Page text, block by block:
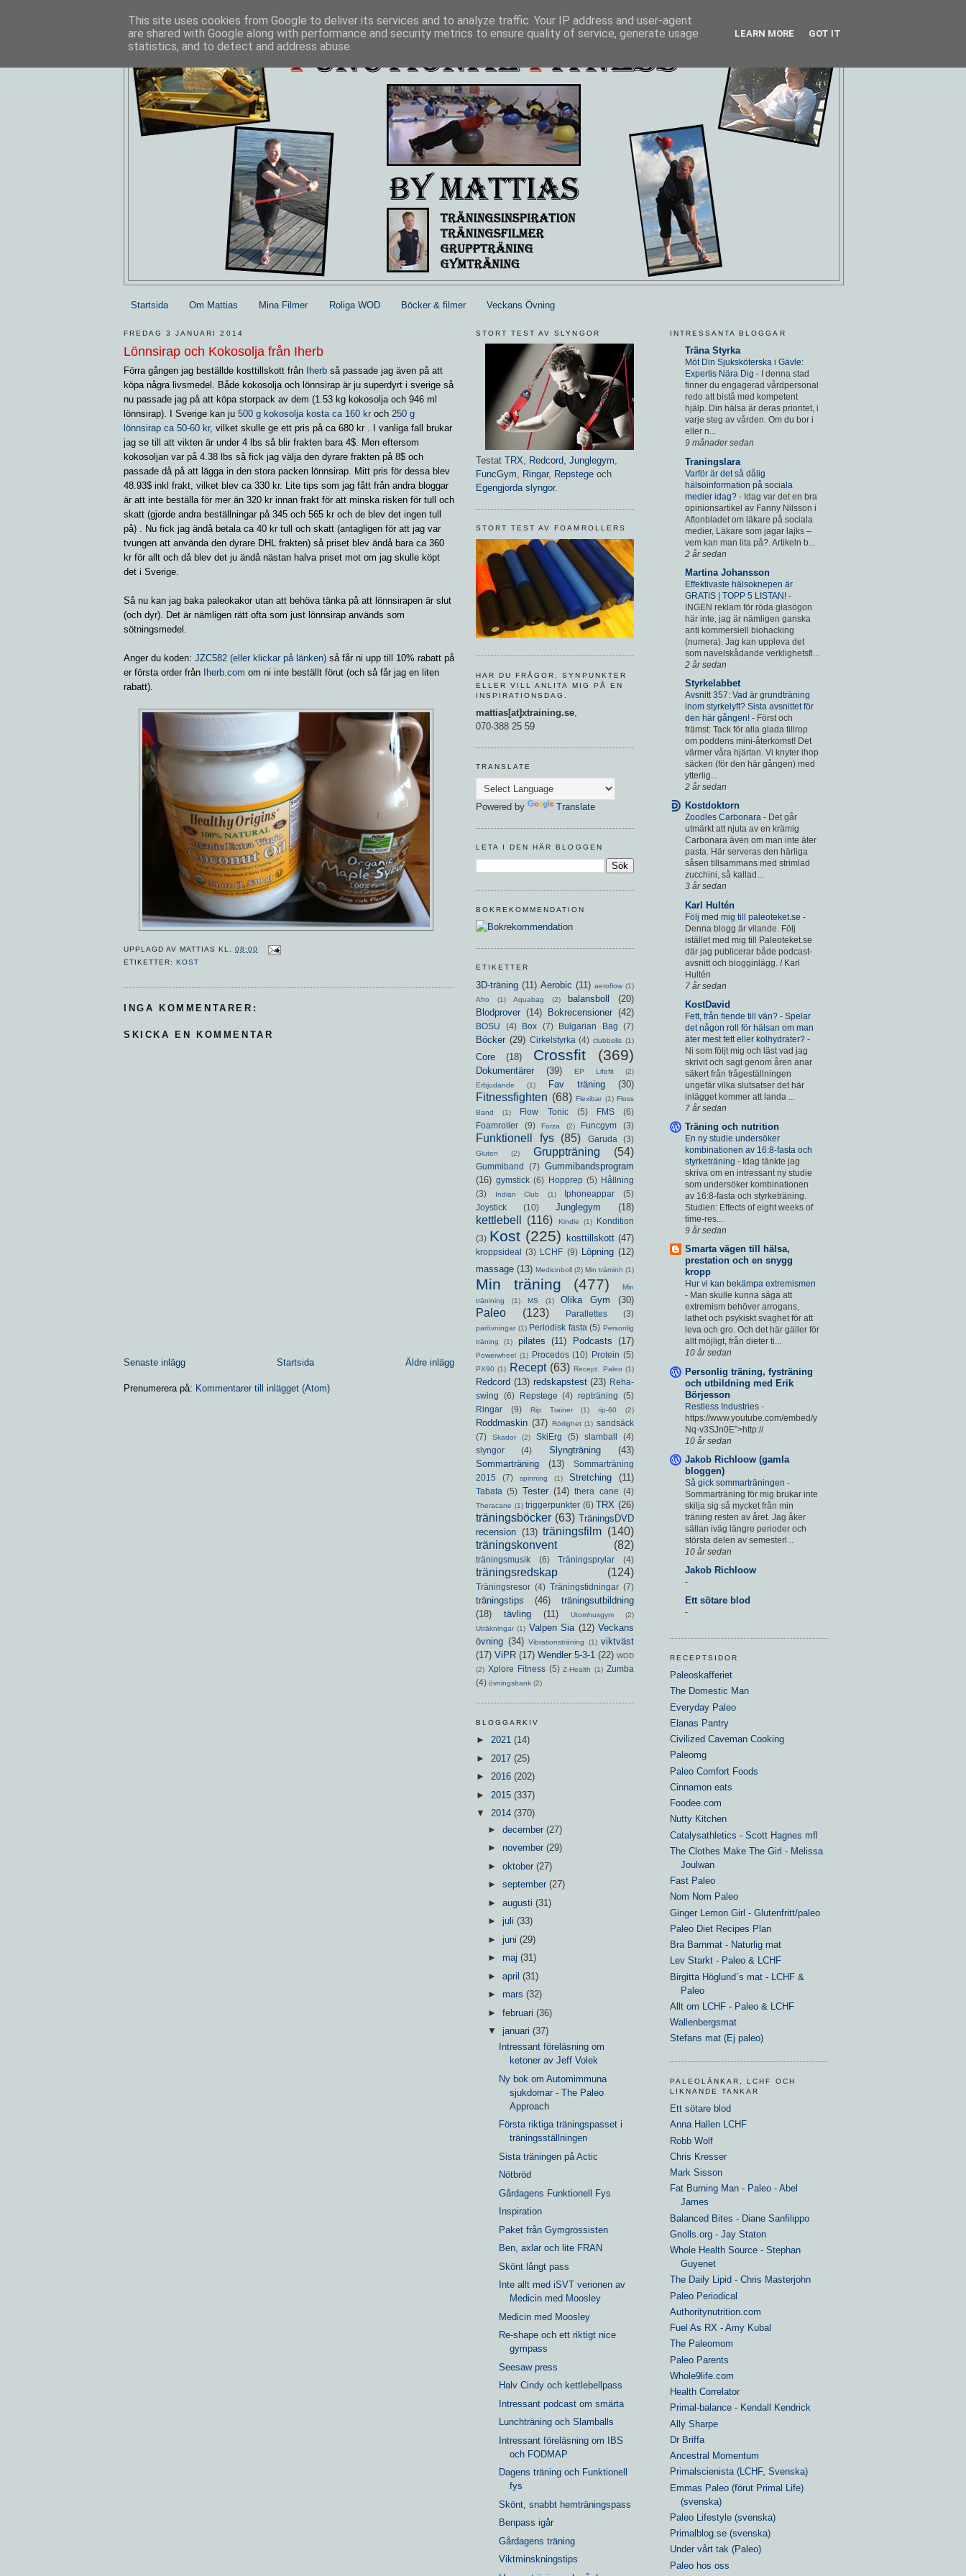
Startsida Om Mattias Mina Filmer Roliga WOD Böcker & filmer Veckans Övning
FREDAG 3 JANUARI 2014
Lönnsirap och Kokosolja från Iherb
Förra gången jag beställde kosttillskott från Iherb så passade jag även på att
köpa några livsmedel. Både kokosolja och lönnsirap är ju superdyrt i sverige så
nu passade jag på att köpa storpack av dem (1.53 kg kokosolja och 946 ml
lönnsirap). I Sverige kan ju 500 g kokosolja kosta ca 160 kr och 250 g
lönnsirap ca 50-60 kr, vilket skulle ge ett pris på ca 680 kr . I vanliga fall brukar
jag se till att vikten är under 4 lbs så blir frakten bara 4$. Men eftersom
kokosoljan var på 4.38 lbs så fick jag välja den dyrare frakten på 8$ och
passade då på att lägga in den stora packen lönnsirap. Mitt pris för dessa blev
48.93$ inkl frakt, vilket blev ca 330 kr. Lite tips som jag fått från andra bloggar
är att inte beställa för mer än 320 kr innan frakt för att minska risken för tull och
skatt (gjorde andra beställningar på 345 och 565 kr och de blev det ingen tull
på) . Nu fick jag ändå betala ca 40 kr tull och skatt (antagligen för att jag var
tvungen att använda den dyrare DHL frakten) så priset blev ändå bara ca 360
kr för allt och då blev det ju ändå nästan halva priset mot om jag skulle köpt
det i Sverige.
Så nu kan jag baka paleokakor utan att behöva tänka på att lönnsirapen är slut
(och dyr). Det är nämligen rätt ofta som just lönnsirap används som
sötningsmedel.
Anger du koden: JZC582 (eller klickar på länken) så får ni upp till 10% rabatt på
er första order från
Iherb.com om ni inte beställt förut (och så får jag en liten
rabatt).
UPPLAGD AVMATTIAS KL.08:00
ETIKETTER:KOST
INGA KOMMENTARER:
SKICKA EN KOMMENTAR
Senaste inlägg Äldre inlägg
Startsida
Prenumerera på: Kommentarer till inlägget (Atom)
INTRESSANTA BLOGGAR
Träna Styrka
Möt Din Sjuksköterska i Gävle:
Expertis Nära Dig -
I denna stad
finner du engagerad vårdpersonal
redo att bistå med kompetent
hjälp. Din hälsa är deras prioritet, i
varje steg av vården. Om du bor i
eller n...
9 månader sedan
Traningslara
Varför är det så dålig
hälsoinformation på sociala
medier idag? - Idag var det en bra
opinionsartikel av Fanny Nilsson i
Aftonbladet om läkare på sociala
medier, Läkare som jagar lajks –
vem kan man lita på?. Artikeln b...
2 år sedan
Martina Johansson
Effektivaste hälsoknepen är
GRATIS | TOPP 5 LISTAN! -
INGEN reklam för röda glasögon
här inte, jag är nämligen ganska
anti kommersiell biohacking
(numera). Jag kan uppleva det
som navelskådande verklighetsfl...
2 år sedan
Styrkelabbet
Avsnitt 357: Vad är grundträning
inom styrkelyft? Sista avsnittet för
den här gången! - Först och
främst: Tack för alla glada tillrop
om poddens mini-återkomst! Det
värmer våra hjärtan. Vi knyter ihop
säcken (för den här gången) med
ytterlig...
2 år sedan
Kostdoktorn
Zoodles Carbonara - Det går
utmärkt att njuta av en krämig
Carbonara även om man inte äter
pasta. Här serveras den härliga
såsen tillsammans med strimlad
zucchini, så kallad...
3 år sedan
Karl Hultén
Följ med mig till paleoteket.se -
Denna blogg är vilande. Följ
istället med mig till Paleoteket.se
där jag publicerar både podcast-
avsnitt och blogginlägg. / Karl
Hultén
7 år sedan
KostDavid
Fett, från fiende till vän? - Spelar
det någon roll för hälsan om man
äter mest fett eller kolhydrater? -
Ni som följt mig och läst vad jag
skrivit och sagt genom åren anar
säkert från frågeställningen
ungefär vilka slutsatser det här
inlägget kommer att landa ...
7 år sedan
Träning och nutrition
En ny studie undersöker
kombinationen av 16:8-fasta och
styrketräning - Idag tänkte jag
skriva om en intressant ny studie
som undersöker kombinationen
av 16:8-fasta och styrketräning.
Studien: Effects of eight weeks of
time-res...
9 år sedan
Smarta vägen till hälsa,
prestation och en snygg
kropp
Hur vi kan bekämpa extremismen
- Man skulle kunna säga att
extremism behöver arrogans,
lathet och psykiskt svaghet för att
leva och gro. Och det här gäller för
allt möjligt, från dieter ti...
10 år sedan
Personlig träning, fysträning
och utbildning med Erik
Börjesson
Restless Industries -
https://www.youtube.com/embed/y
Nq-v3SJn0E”>http://
10 år sedan
Jakob Richloow (gamla
bloggen)
Så gick sommarträningen -
Sommarträning för mig brukar inte
skilja sig så mycket från min
träning resten av året. Jag åker
sällan iväg längre perioder och
största delen av semesterl...
10 år sedan
Jakob Richloow
-
Ett sötare blod
-
RECEPTSIDOR
Paleoskafferiet
The Domestic Man
Everyday Paleo
Elanas Pantry
Civilized Caveman Cooking
Paleomg
Paleo Comfort Foods
Cinnamon eats
Foodee.com
Nutty Kitchen
Catalysathletics - Scott Hagnes mfl
The Clothes Make The Girl - Melissa
Joulwan
Fast Paleo
Nom Nom Paleo
Ginger Lemon Girl - Glutenfritt/paleo
Paleo Diet Recipes Plan
Bra Barnmat - Naturlig mat
Lev Starkt - Paleo & LCHF
Birgitta Höglund´s mat - LCHF &
Paleo
Allt om LCHF - Paleo & LCHF
Wallenbergsmat
Stefans mat (Ej paleo)
PALEOLÄNKAR, LCHF OCH
LIKNANDE TANKAR
Ett sötare blod
Anna Hallen LCHF
Robb Wolf
Chris Kresser
Mark Sisson
Fat Burning Man - Paleo - Abel
James
Balanced Bites - Diane Sanfilippo
Gnolls.org - Jay Staton
Whole Health Source - Stephan
Guyenet
The Daily Lipid - Chris Masterjohn
Paleo Periodical
Authoritynutrition.com
Fuel As RX - Amy Kubal
The Paleomom
Paleo Parents
Whole9life.com
Health Correlator
Primal-balance - Kendall Kendrick
Ally Sharpe
Dr Briffa
Ancestral Momentum
Primalscienista (LCHF, Svenska)
Emmas Paleo (förut Primal Life)
(svenska)
Paleo Lifestyle (svenska)
Primalblog.se (svenska)
Under vårt tak (Paleo)
Paleo hos oss
STORT TEST AV SLYNGOR
Testat TRX, Redcord, Junglegym,
FuncGym, Ringar, Repstege och
Egengjorda slyngor.
STORT TEST AV FOAMROLLERS
HAR DU FRÅGOR, SYNPUNKTER
ELLER VILL ANLITA MIG PÅ EN
INSPIRATIONSDAG.
mattias[at]xtraining.se,
070-388 25 59
TRANSLATE
Powered by Translate
LETA I DEN HÄR BLOGGEN
BOKREKOMMENDATION
ETIKETTER
3D-träning (11) Aerobic (11) aeroflow (1)
Afro
(1) Aquabag (2) balansboll
(20)
Blodprover (14) Bokrecensioner (42)
BOSU (4) Box (7) Bulgarian Bag (7)
Böcker (29) Cirkelstyrka (4) clubbells (1)
Core (18) Crossfit (369)
Dokumentärer (39) EP Lifefit
(2)
Erbjudande
(1) Fav träning (30)
Fitnessfighten (68) Flexibar (1) Floss
Band
(1) Flow Tonic (5) FMS
(6)
Foamroller
(9) Forza (2) Funcgym (3)
Funktionell fys (85) Garuda (3)
Gluten (2) Gruppträning (54)
Gummiband (7) Gummibandsprogram
(16) gymstick (6) Hopprep (5) Hållning
(3)
Indian Club (1) Iphoneappar
(5)
Joystick
(10) Junglegym (18)
kettlebell (116) Kindle (1)
Kondition
(3) Kost (225) kosttillskott (47)
kroppsideal (3) LCHF (9) Löpning (12)
massage (13) Medicinboll (2) Min träminh (1)
Min träning (477)
Min
tränining
(1) MS (1) Olika Gym (30)
Paleo (123) Parallettes (3)
parövningar (1) Periodisk fasta (5) Personlig
träning
(1) pilates (11) Podcasts (17)
Powerwheel (1) Procedos (10) Protein (5)
PX90 (1) Recept (63) Recept. Paleo (1)
Redcord (13) redskapstest (23) Reha-
swing
(6) Repstege (4) repträning
(5)
Ringar
(9) Rip Trainer (1) rip-60 (2)
Roddmaskin (37) Rörlighet (1) sandsäck
(7)
Skador (2) SkiErg (5) slamball
(4)
slyngor
(4) Slyngträning
(43)
Sommarträning
(13)
Sommarträning
2015
(7) spinning (1) Stretching (11)
Tabata (5) Tester (14) thera cane (4)
Theracane (1) triggerpunkter (6) TRX (26)
träningsböcker (63) TräningsDVD
recension (13) träningsfilm (140)
träningskonvent
(82)
träningsmusik (6) Träningsprylar (4)
träningsredskap (124)
Träningsresor (4) Träningstidningar (7)
träningstips (46)
träningsutbildning
(18)
tävling (11) Utomhusgym
(2)
Uträkningar (1) Valpen Sia (12) Veckans
övning (34) Vibrationsträning (1) viktväst
(17) ViPR (17) Wendler 5-3-1 (22) WOD
(2) Xplore Fitness (5) Z-Health (1) Zumba
(4) övningsbank (2)
BLOGGARKIV
► 2021 (14)
► 2017 (25)
► 2016 (202)
► 2015 (337)
▼ 2014 (370)
► december (27)
► november (29)
► oktober (27)
► september (27)
► augusti (31)
► juli (33)
► juni (29)
► maj (31)
► april (31)
► mars (32)
► februari (36)
▼ januari (37)
Intressant föreläsning om
ketoner av Jeff Volek
Ny bok om Automimmuna
sjukdomar - The Paleo
Approach
Första riktiga träningspasset i
träningsställningen
Sista träningen på Actic
Nötbröd
Gårdagens Funktionell Fys
Inspiration
Paket från Gymgrossisten
Ben, axlar och lite FRAN
Skönt långt pass
Inte allt med iSVT verionen av
Medicin med Moosley
Medicin med Moosley
Re-shape och ett riktigt nice
gympass
Seesaw press
Halv Cindy och kettlebellpass
Intressant podcast om smärta
Lunchträning och Slamballs
Intressant föreläsning om IBS
och FODMAP
Dagens träning och Funktionell
fys
Skönt, snabbt hemträningspass
Benpass igår
Gårdagens träning
Viktminskningstips
This site uses cookies from Google to deliver its services and to analyze traffic. Your IP address and user-agent
are shared with Google along with performance and security metrics to ensure quality of service, generate usage
statistics, and to detect and address abuse.
LEARN MORE GOT IT